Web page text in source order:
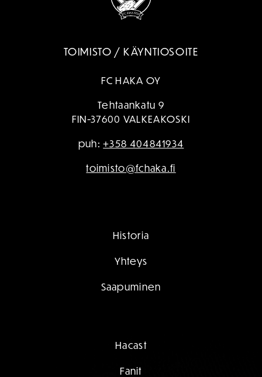
TOIMISTO / KÄYNTIOSOITE
FC HAKA OY
Tehtaankatu 9
FIN-37600 VALKEAKOSKI
puh:+358 404841934
toimisto@fchaka.fi
Historia
Yhteys
Saapuminen
Hacast
Fanit